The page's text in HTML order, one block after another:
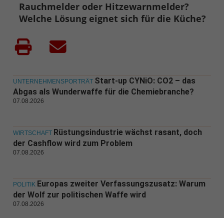
Rauchmelder oder Hitzewarnmelder?
Welche Lösung eignet sich für die Küche?
UNTERNEHMENSPORTRÄT Start-up CYNiO: CO2 – das
Abgas als Wunderwaffe für die Chemiebranche?
07.08.2026
WIRTSCHAFT Rüstungsindustrie wächst rasant, doch
der Cashflow wird zum Problem
07.08.2026
POLITIK Europas zweiter Verfassungszusatz: Warum
der Wolf zur politischen Waffe wird
07.08.2026